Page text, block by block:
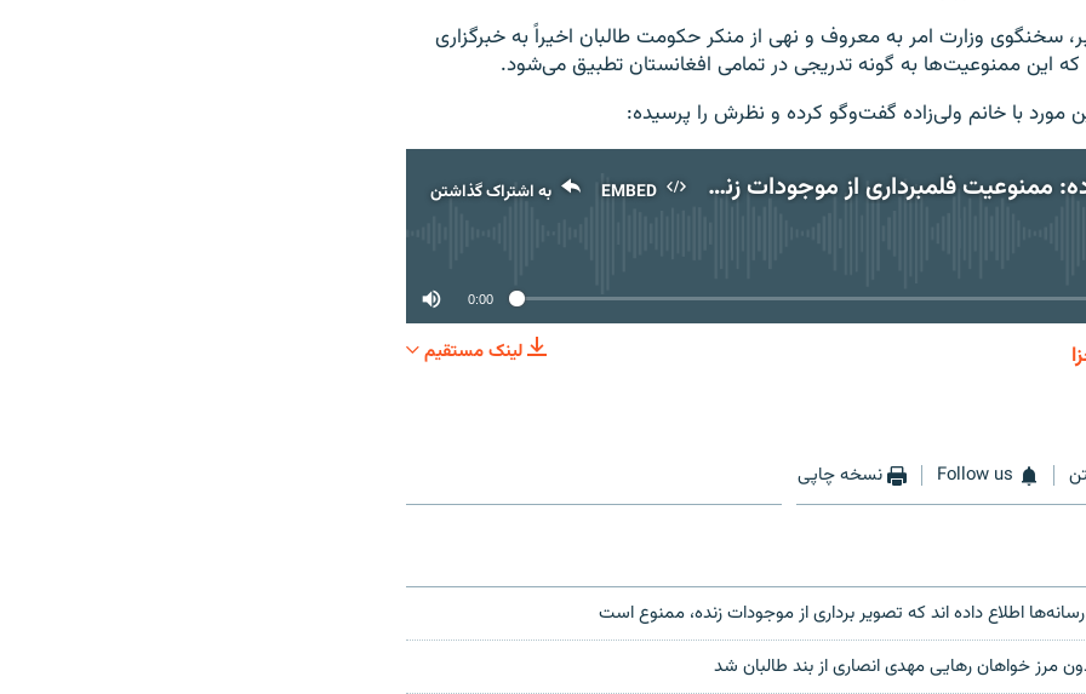
سخنگوی وزارت امر به معروف و نهی از منکر حکومت طالبان اخیراً به خبرگزاری
این ممنوعیت‌ها به گونه تدریجی در تمامی افغانستان تطبیق می‌شود.
مورد با خانم ولی‌زاده گفت‌وگو کرده و نظرش را پرسیده:
EMBED به اشتراک گذاشتن سمیه ولی‌زاده: ممنوعیت فلمبرداری از موجودات زنده در افغانستان منجر به بیکاری تعداد زیادی از خبرنگاران خواهد شد
به اشتراک گذاشتن
0:00
لینک مستقیم
Follow us نسخه چاپی
اطلاع داده اند که تصویر برداری از موجودات زنده، ممنوع است
مرز خواهان رهایی مهدی انصاری از بند طالبان شد